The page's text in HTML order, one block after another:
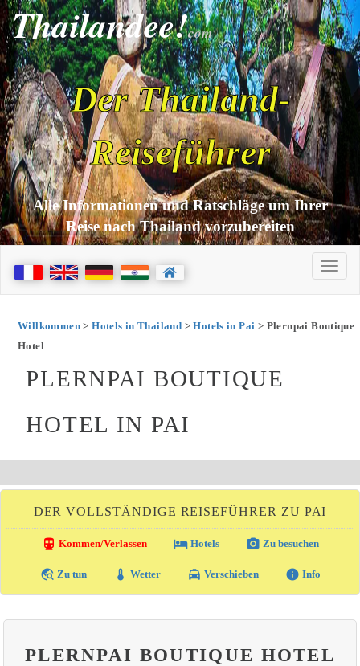
Thailandee!com
Der Thailand-
Reiseführer
Alle Informationen und Ratschläge um Ihrer
Reise nach Thailand vorzubereiten
Willkommen>Hotels in Thailand >Hotels in Pai > Plernpai Boutique
Hotel
PLERNPAI BOUTIQUE
HOTEL IN PAI
DER VOLLSTÄNDIGE REISEFÜHRER ZU PAI
directions_transit Kommen/Verlassen local_hotelHotels photo_camera Zu besuchen
travel_explore Zu tun thermostat Wetter local_taxi Verschieben info Info
PLERNPAI BOUTIQUE HOTEL